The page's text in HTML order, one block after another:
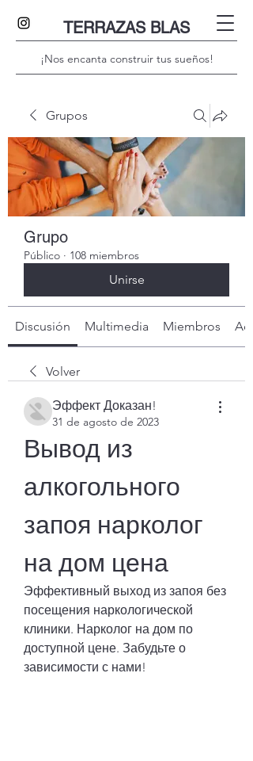
TERRAZAS BLAS
¡Nos encanta construir tus sueños!
Grupos
Grupo
Público · 108 miembros
Unirse
Discusión Multimedia Miembros
Volver
Эффект Доказан!
31 de agosto de 2023
Вывод из
алкогольного
запоя нарколог
на дом цена
Эффективный выход из запоя без
посещения наркологической
клиники. Нарколог на дом по
доступной цене. Забудьте о
зависимости с нами!